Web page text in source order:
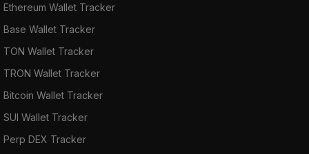
Ethereum Wallet Tracker
Base Wallet Tracker
TON Wallet Tracker
TRON Wallet Tracker
Bitcoin Wallet Tracker
SUI Wallet Tracker
Perp DEX Tracker